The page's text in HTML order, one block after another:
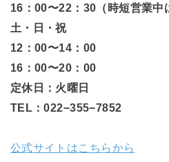
16：00〜22：30（時短営業中
土・日・祝
12：00〜14：00
16：00〜20：00
定休日：火曜日
TEL：022−355−7852
公式サイトはこちらから